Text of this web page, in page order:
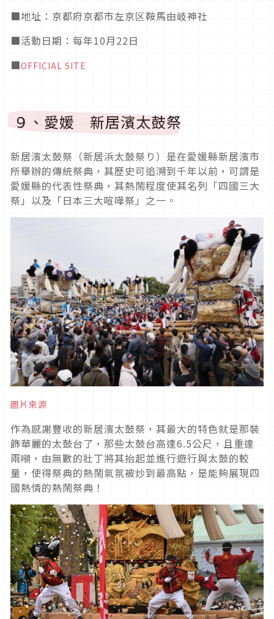
■地址：京都府京都市左京区鞍馬由岐神社
■活動日期 ：每年10月22日
■OFFICIAL SITE
９、愛媛 新居濱太鼓祭
新居濱太鼓祭（新居浜太鼓祭り）是在愛媛縣新居濱市
所舉辦的傳統祭典，其歷史可追溯到千年以前，可謂是
愛媛縣的代表性祭典，其熱鬧程度使其名列「四國三大
祭」以及「日本三大喧嘩祭」之一。
圖片來源
作為感謝豐收的新居濱太鼓祭，其最大的特色就是那裝
飾華麗的太鼓台了，那些太鼓台高達6.5公尺，且重達
兩噸，由無數的壯丁將其抬起並進行遊行與太鼓的較
量，使得祭典的熱鬧氣氛被炒到最高點，是能夠展現四
國熱情的熱鬧祭典！